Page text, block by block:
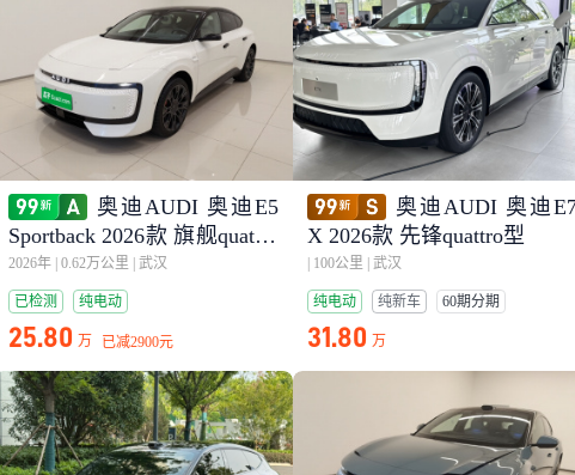
奥迪AUDI 奥迪E5
Sportback 2026款 旗舰quattro
型
2026年 0.62万公里 武汉
已检测 纯电动
25.80 万 已减2900元
奥迪AUDI 奥迪
X 2026款 先锋quattro型
100公里 武汉
纯电动 纯新车 60期分期
31.80 万